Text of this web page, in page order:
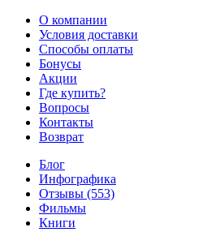
О компании
Условия доставки
Способы оплаты
Бонусы
Акции
Где купить?
Вопросы
Контакты
Возврат
Блог
Инфографика
Отзывы (553)
Фильмы
Книги